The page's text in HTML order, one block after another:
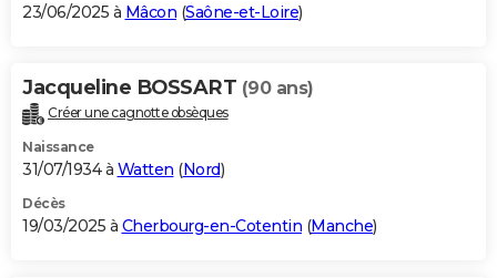
23/06/2025 à Mâcon (Saône-et-Loire)
Jacqueline BOSSART (90 ans)
Créer une cagnotte obsèques
Naissance
31/07/1934 à Watten (Nord)
Décès
19/03/2025 à Cherbourg-en-Cotentin (Manche)